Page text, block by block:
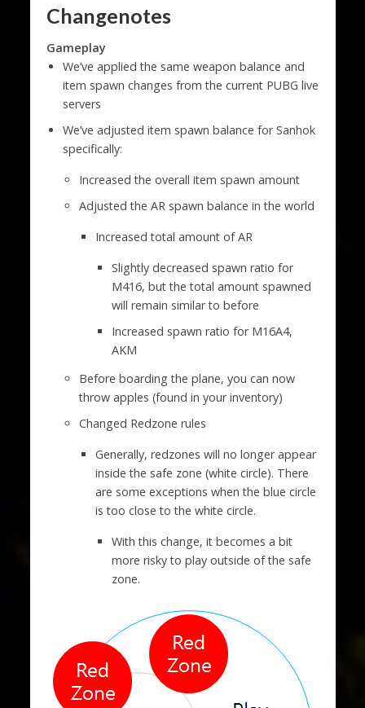
Changenotes
Gameplay
We’ve applied the same weapon balance and
item spawn changes from the current PUBG live
servers
We’ve adjusted item spawn balance for Sanhok
specifically:
Increased the overall item spawn amount
Adjusted the AR spawn balance in the world
Increased total amount of AR
Slightly decreased spawn ratio for
M416, but the total amount spawned
will remain similar to before
Increased spawn ratio for M16A4,
AKM
Before boarding the plane, you can now
throw apples (found in your inventory)
Changed Redzone rules
Generally, redzones will no longer appear
inside the safe zone (white circle). There
are some exceptions when the blue circle
is too close to the white circle.
With this change, it becomes a bit
more risky to play outside of the safe
zone.